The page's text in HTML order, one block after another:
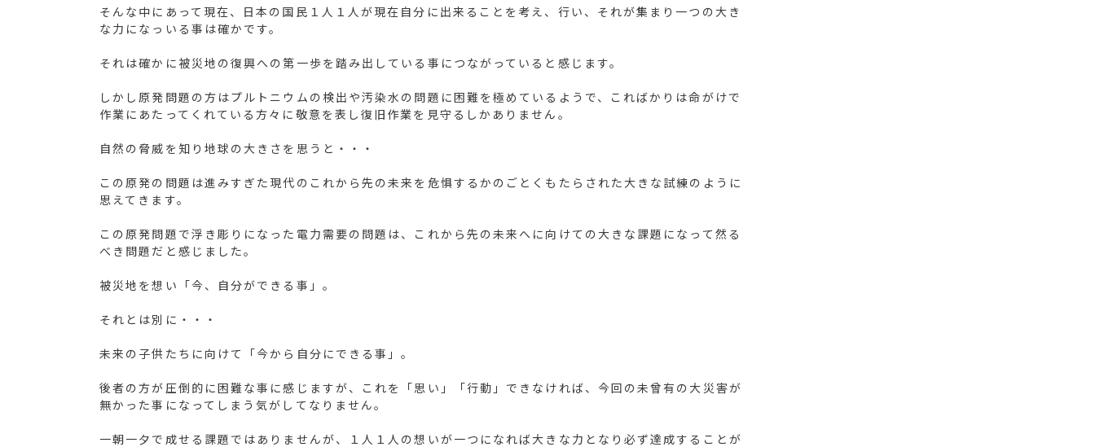
そんな中にあって現在、日本の国民１人１人が現在自分に出来ることを考え、行い、それが集まり一つの大き
な力になっいる事は確かです。
それは確かに被災地の復興への第一歩を踏み出している事につながっていると感じます。
しかし原発問題の方はプルトニウムの検出や汚染水の問題に困難を極めているようで、こればかりは命がけで
作業にあたってくれている方々に敬意を表し復旧作業を見守るしかありません。
自然の脅威を知り地球の大きさを思うと・・・
この原発の問題は進みすぎた現代のこれから先の未来を危惧するかのごとくもたらされた大きな試練のように
思えてきます。
この原発問題で浮き彫りになった電力需要の問題は、これから先の未来へに向けての大きな課題になって然る
べき問題だと感じました。
被災地を想い「今、自分ができる事」。
それとは別に・・・
未来の子供たちに向けて「今から自分にできる事」。
後者の方が圧倒的に困難な事に感じますが、これを「思い」「行動」できなければ、今回の未曾有の大災害が
無かった事になってしまう気がしてなりません。
一朝一夕で成せる課題ではありませんが、１人１人の想いが一つになれば大きな力となり必ず達成することが